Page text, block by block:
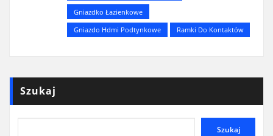
Gniazdko Łazienkowe
Gniazdo Hdmi Podtynkowe
Ramki Do Kontaktów
Szukaj
Szukaj